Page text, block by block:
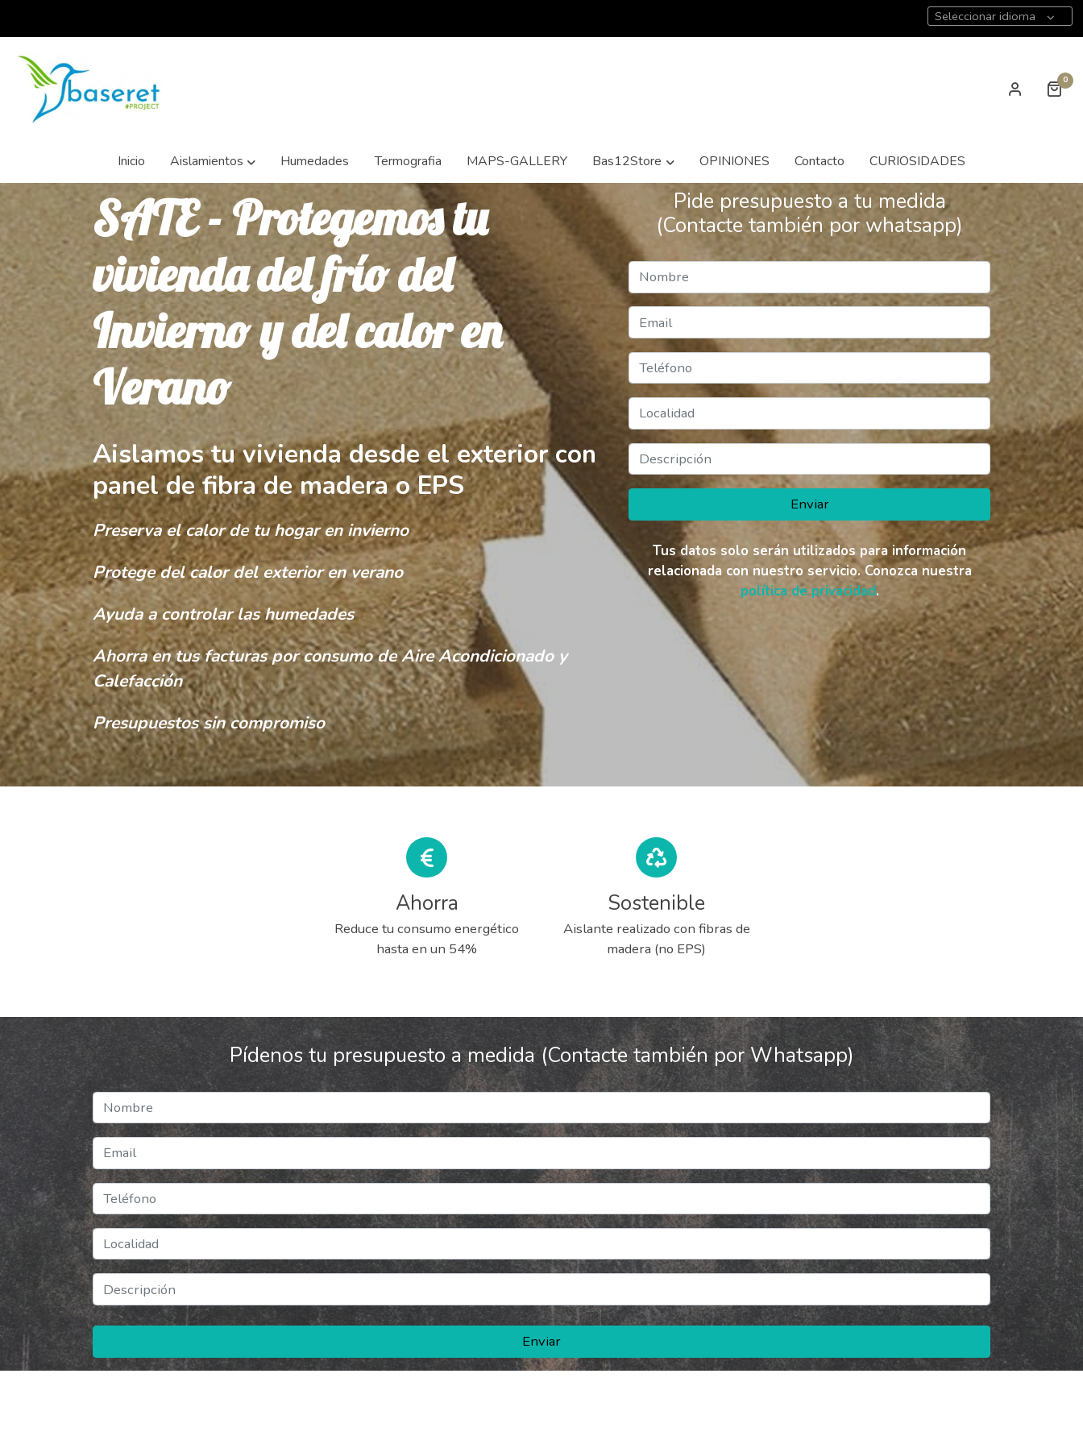
Seleccionar idioma
0
Inicio Aislamientos Humedades Termografia MAPS-GALLERY Bas12Store OPINIONES Contacto CURIOSIDADES
SATE - Protegemos tu
vivienda del frío del
Invierno y del calor en
Verano
Aislamos tu vivienda desde el exterior con
panel de fibra de madera o EPS
Preserva el calor de tu hogar en invierno
Protege del calor del exterior en verano
Ayuda a controlar las humedades
Ahorra en tus facturas por consumo de Aire Acondicionado y
Calefacción
Presupuestos sin compromiso
Pide presupuesto a tu medida
(Contacte también por whatsapp)
Enviar
Tus datos solo serán utilizados para información
relacionada con nuestro servicio. Conozca nuestra
política de privacidad.
Ahorra
Reduce tu consumo energético
hasta en un 54%
Sostenible
Aislante realizado con fibras de
madera (no EPS)
Pídenos tu presupuesto a medida (Contacte también por Whatsapp)
Enviar